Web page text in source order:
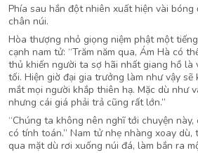
Phía sau hắn đột nhiên xuất hiện vài
chân núi.
Hòa thượng nhỏ giọng niệm phật một
cạnh nam tử: “Trăm năm qua, Ám Hà có
thủ khiến người ta sợ hãi nhất giang hồ là
tối. Hiện giờ đại gia trưởng làm như vậy sẽ
mắt mọi người khắp thiên hạ. Mặc dù như
nhưng cái giá phải trả cũng rất lớn.”
“Chúng ta không nên nghĩ tới chuyện
có tính toán.” Nam tử nhẹ nhàng xoay dù,
qua mặt dù rơi xuống núi đá, làm bắn ra